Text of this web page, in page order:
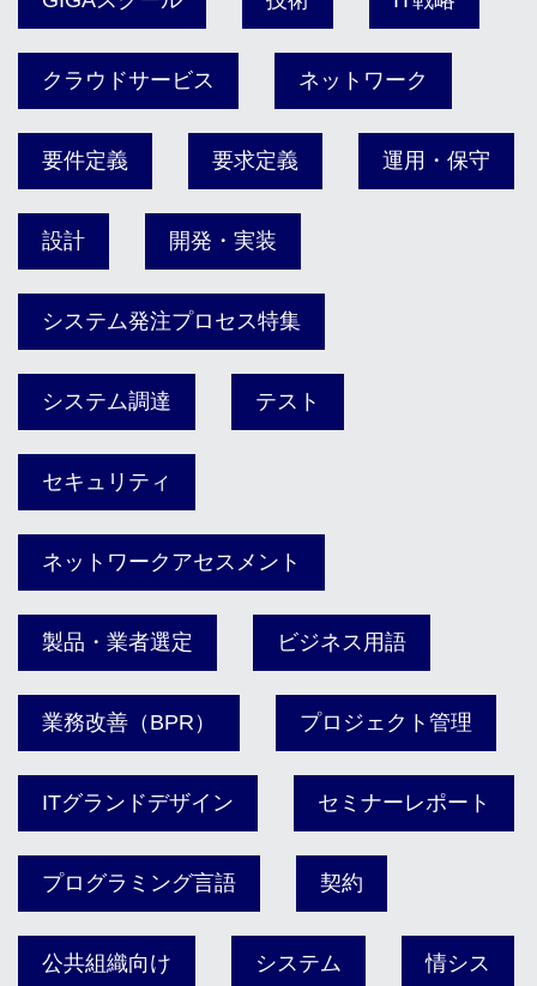
クラウドサービス ネットワーク
要件定義 要求定義 運用・保守
設計 開発・実装
システム発注プロセス特集
システム調達 テスト
セキュリティ
ネットワークアセスメント
製品・業者選定 ビジネス用語
業務改善（BPR） プロジェクト管理
ITグランドデザイン セミナーレポート
プログラミング言語 契約
公共組織向け システム 情シス